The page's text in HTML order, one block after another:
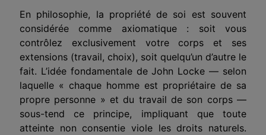
En philosophie, la propriété de soi est souvent
considérée comme axiomatique: soit vous
contrôlez exclusivement votre corps et ses
extensions (travail, choix), soit quelqu’un d’autre le
fait. L’idée fondamentale de John Locke — selon
laquelle « chaque homme est propriétaire de sa
propre personne » et du travail de son corps —
sous-tend ce principe, impliquant que toute
atteinte non consentie viole les droits naturels.